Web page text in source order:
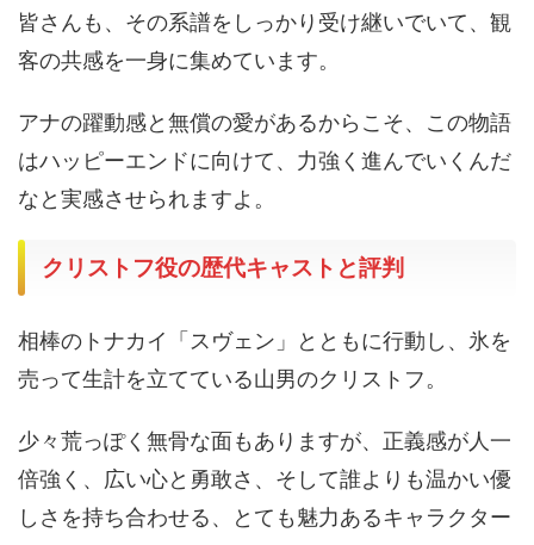
皆さんも、その系譜をしっかり受け継いでいて、観
客の共感を一身に集めています。
アナの躍動感と無償の愛があるからこそ、この物語
はハッピーエンドに向けて、力強く進んでいくんだ
なと実感させられますよ。
クリストフ役の歴代キャストと評判
相棒のトナカイ「スヴェン」とともに行動し、氷を
売って生計を立てている山男のクリストフ。
少々荒っぽく無骨な面もありますが、正義感が人一
倍強く、広い心と勇敢さ、そして誰よりも温かい優
しさを持ち合わせる、とても魅力あるキャラクター